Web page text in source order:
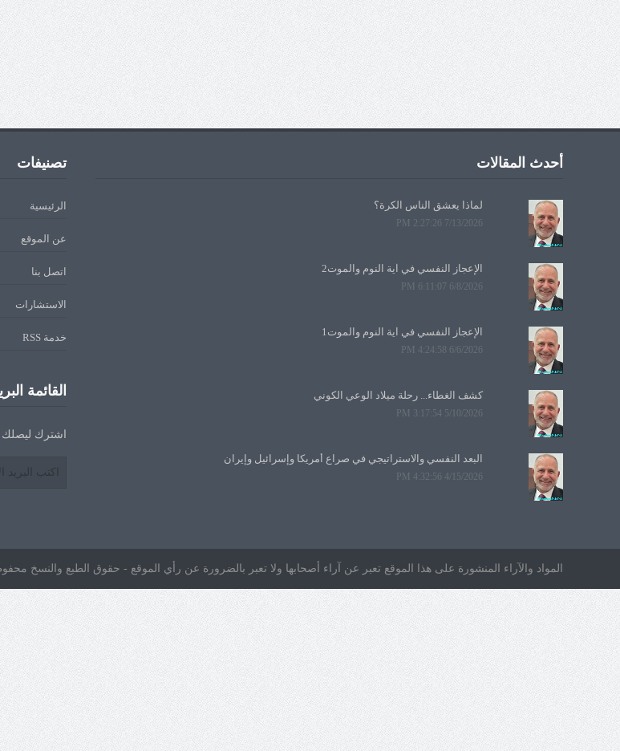
7/13/2026 2:27:26 PM
6/8/2026 6:11:07 PM
6/6/2026 4:24:58 PM
5/10/2026 3:17:54 PM
4/15/2026 4:32:56 PM
المواد والآراء المنشورة على هذا الموقع تعبر عن آراء أصحابها ولا تعبر بالضرورة عن رأي الموقع - حقوق الطبع والنسخ